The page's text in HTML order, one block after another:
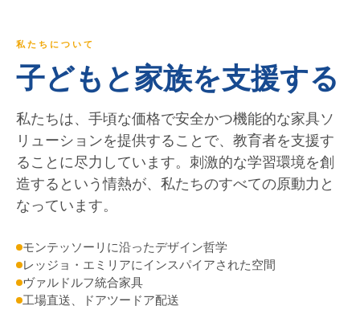
私たちについて
子どもと家族を支援する
私たちは、手頃な価格で安全かつ機能的な家具ソ
リューションを提供することで、教育者を支援す
ることに尽力しています。刺激的な学習環境を創
造するという情熱が、私たちのすべての原動力と
なっています。
モンテッソーリに沿ったデザイン哲学
レッジョ・エミリアにインスパイアされた空間
ヴァルドルフ統合家具
工場直送、ドアツードア配送